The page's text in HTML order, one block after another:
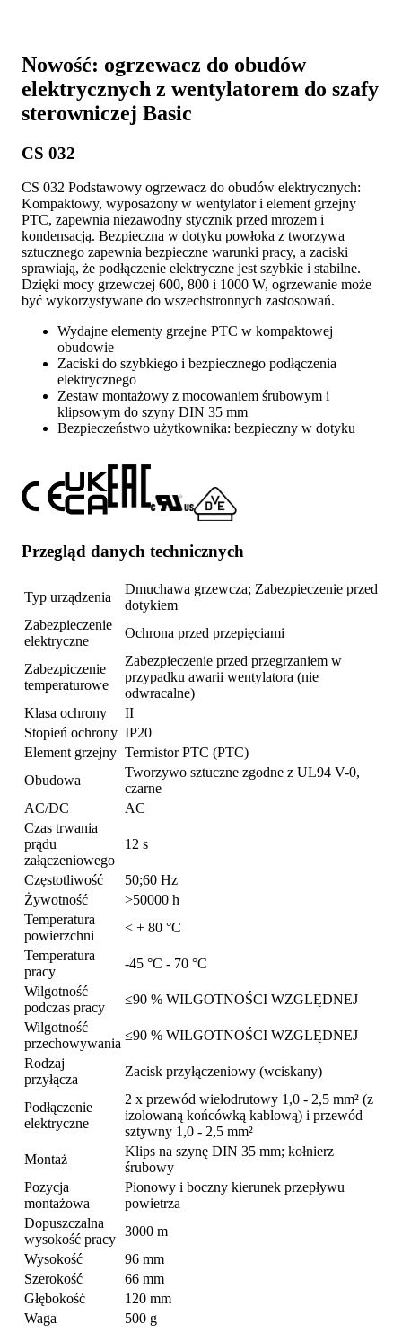
Nowość: ogrzewacz do obudów
elektrycznych z wentylatorem do szafy
sterowniczej Basic
CS 032
CS 032 Podstawowy ogrzewacz do obudów elektrycznych:
Kompaktowy, wyposażony w wentylator i element grzejny
PTC, zapewnia niezawodny stycznik przed mrozem i
kondensacją. Bezpieczna w dotyku powłoka z tworzywa
sztucznego zapewnia bezpieczne warunki pracy, a zaciski
sprawiają, że podłączenie elektryczne jest szybkie i stabilne.
Dzięki mocy grzewczej 600, 800 i 1000 W, ogrzewanie może
być wykorzystywane do wszechstronnych zastosowań.
Wydajne elementy grzejne PTC w kompaktowej
obudowie
Zaciski do szybkiego i bezpiecznego podłączenia
elektrycznego
Zestaw montażowy z mocowaniem śrubowym i
klipsowym do szyny DIN 35 mm
Bezpieczeństwo użytkownika: bezpieczny w dotyku
Przegląd danych technicznych
Typ urządzenia
Dmuchawa grzewcza; Zabezpieczenie przed
dotykiem
Zabezpieczenie
elektryczne
Ochrona przed przepięciami
Zabezpiczenie
temperaturowe
Zabezpieczenie przed przegrzaniem w
przypadku awarii wentylatora (nie
odwracalne)
Klasa ochrony
II
Stopień ochrony IP20
Element grzejny Termistor PTC (PTC)
Obudowa
Tworzywo sztuczne zgodne z UL94 V-0,
czarne
AC/DC
AC
Czas trwania
prądu
załączeniowego
12 s
Częstotliwość
50;60 Hz
Żywotność
>50000 h
Temperatura
powierzchni
< + 80 °C
Temperatura
pracy
-45 °C - 70 °C
Wilgotność
podczas pracy
≤90 % WILGOTNOŚCI WZGLĘDNEJ
Wilgotność
przechowywania
≤90 % WILGOTNOŚCI WZGLĘDNEJ
Rodzaj
przyłącza
Zacisk przyłączeniowy (wciskany)
Podłączenie
elektryczne
2 x przewód wielodrutowy 1,0 - 2,5 mm² (z
izolowaną końcówką kablową) i przewód
sztywny 1,0 - 2,5 mm²
Montaż
Klips na szynę DIN 35 mm; kołnierz
śrubowy
Pozycja
montażowa
Pionowy i boczny kierunek przepływu
powietrza
Dopuszczalna
wysokość pracy
3000 m
Wysokość
96 mm
Szerokość
66 mm
Głębokość
120 mm
Waga
500 g